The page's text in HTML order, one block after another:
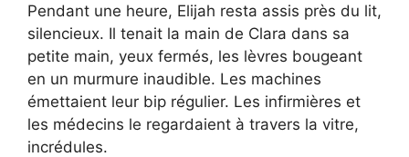
Pendant une heure, Elijah resta assis près du lit,
silencieux. Il tenait la main de Clara dans sa
petite main, yeux fermés, les lèvres bougeant
en un murmure inaudible. Les machines
émettaient leur bip régulier. Les infirmières et
les médecins le regardaient à travers la vitre,
incrédules.